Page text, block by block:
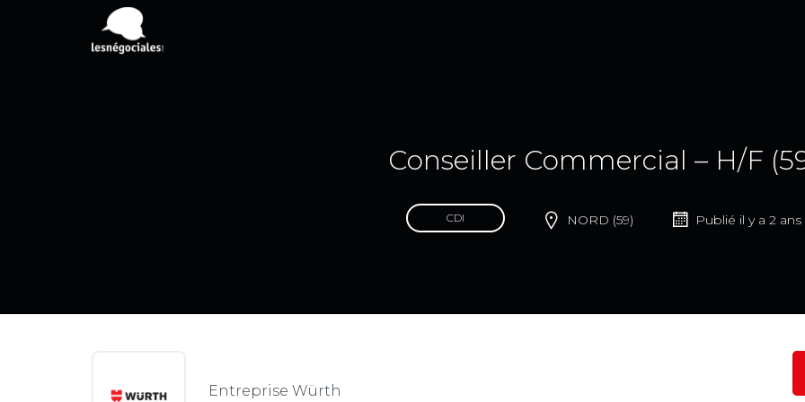
Conseiller Commercial – H/F
CDI NORD (59) Publié il y a 2 ans
Entreprise Würth